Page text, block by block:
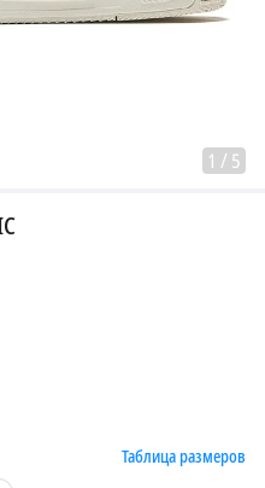
1 / 5
Таблица размеров